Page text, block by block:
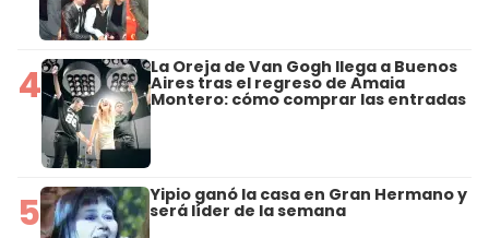
4 La Oreja de Van Gogh llega a Buenos
Aires tras el regreso de Amaia
Montero: cómo comprar las entradas
5 Yipio ganó la casa en Gran Hermano y
será líder de la semana